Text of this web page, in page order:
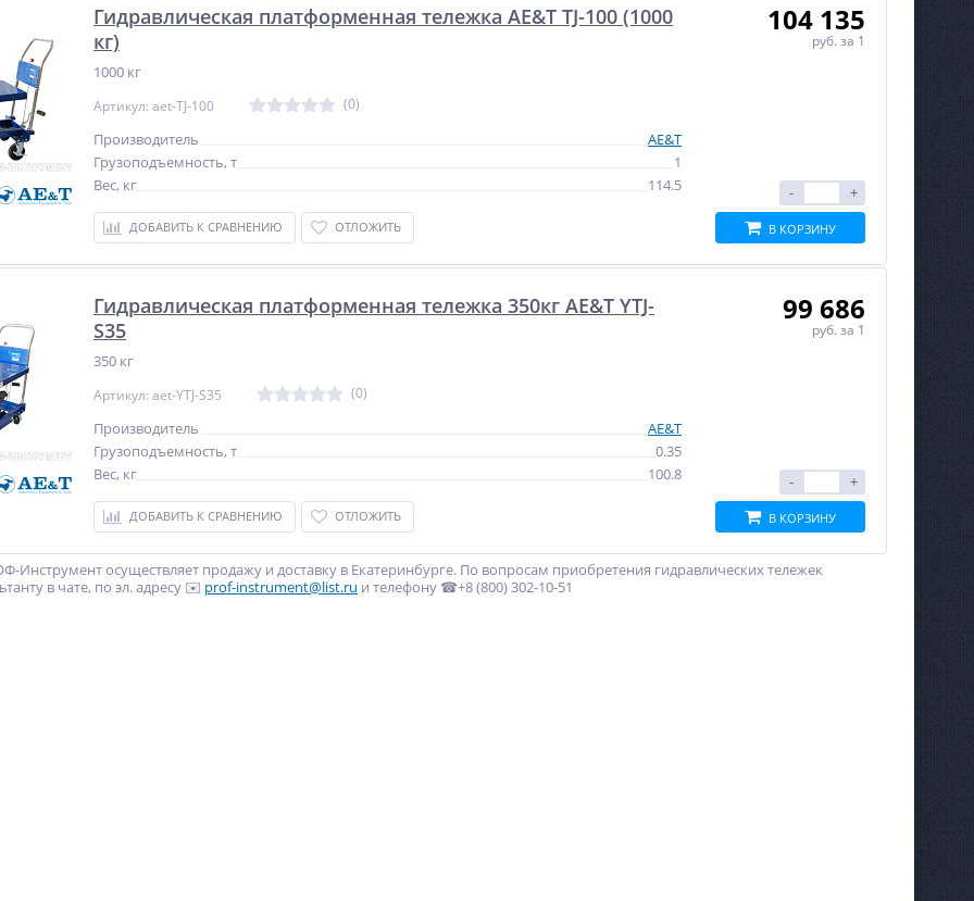
NEW
NEW
NEW
Гидравлическая платформенная тележка AE&T TJ-100 (1000
кг)
1000 кг
Артикул: aet-TJ-100 (0)
Производитель
AE&T
Грузоподъемность, т
1
Вес, кг
114.5
ДОБАВИТЬ К СРАВНЕНИЮ ОТЛОЖИТЬ
104 135
руб. за 1
+
-
В КОРЗИНУ
Гидравлическая платформенная тележка 350кг AE&T YTJ-
S35
350 кг
Артикул: aet-YTJ-S35 (0)
Производитель
AE&T
Грузоподъемность, т
0.35
Вес, кг
100.8
ДОБАВИТЬ К СРАВНЕНИЮ ОТЛОЖИТЬ
99 686
руб. за 1
+
-
В КОРЗИНУ
Инструмент осуществляет продажу и доставку в Екатеринбурге. По вопросам приобретения гидравлических тележек
в чате, по эл. адресу ✉️ prof-instrument@list.ru и телефону ☎+8 (800) 302-10-51